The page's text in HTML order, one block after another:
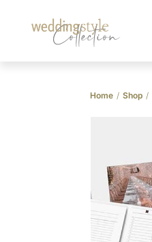
Collection
Home / Shop /